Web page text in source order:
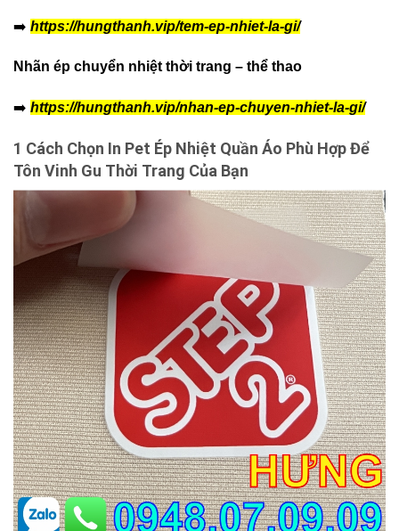
➡️ https://hungthanh.vip/tem-ep-nhiet-la-gi/
Nhãn ép chuyển nhiệt thời trang – thể thao
➡️ https://hungthanh.vip/nhan-ep-chuyen-nhiet-la-gi/
1 Cách Chọn In Pet Ép Nhiệt Quần Áo Phù Hợp Để
Tôn Vinh Gu Thời Trang Của Bạn